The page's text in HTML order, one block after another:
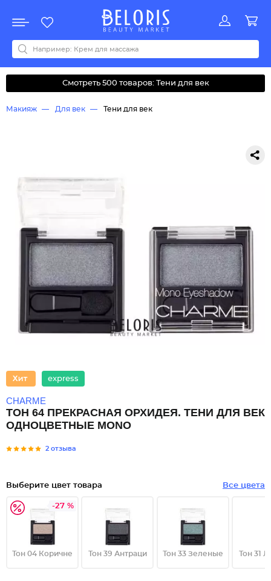
Акции
Все бренды
0-9ABCDEFGHIJKLMNOPQRSTUVWYZАБВДЗИМОКЛНПРСТУФ
Смотреть 500 товаров: Тени для век
Макияж Для век Тени для век
express
CHARME
ТОН 64 ПРЕКРАСНАЯ ОРХИДЕЯ. ТЕНИ ДЛЯ ВЕК
ОДНОЦВЕТНЫЕ MONO
2 отзыва
Выберите цвет товара Все цвета
-27 %
Тон 04 Коричне Тон 39 Антраци Тон 33 Зеленые Тон 31